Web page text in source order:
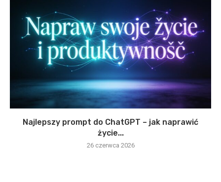
Najlepszy prompt do ChatGPT – jak naprawić
życie...
26 czerwca 2026